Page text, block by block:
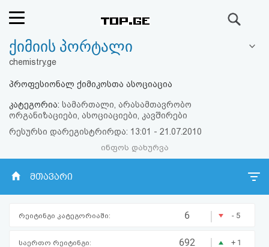
რეიტინგი
ფოსტა
კითხვა-
პასუხი
ავტორიზაცია
ქიმიის პორტალი
chemistry.ge
პროფესიონალ ქიმიკოსთა ასოციაცია
კატეგორია: სამართალი, არასამთავრობო
ორგანიზაციები, ასოციაციები, კავშირები
რესურსი დარეგისტრირდა: 13:01 - 21.07.2010
ინფოს დახურვა
მთავარი
რეიტინგი კატეგორიაში: 6 | - 5
საერთო რეიტინგი: 692 | + 1